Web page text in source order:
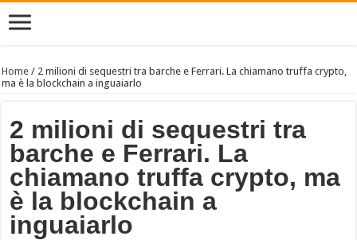
Home / 2 milioni di sequestri tra barche e Ferrari. La chiamano truffa crypto,
ma è la blockchain a inguaiarlo
2 milioni di sequestri tra
barche e Ferrari. La
chiamano truffa crypto, ma
è la blockchain a
inguaiarlo